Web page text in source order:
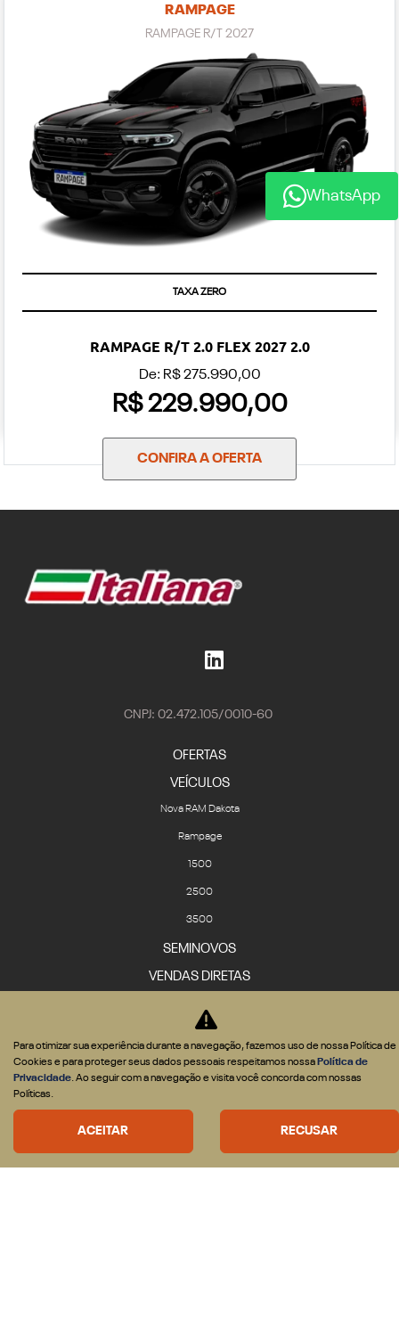
RAMPAGE
RAMPAGE R/T 2027
TAXA ZERO
RAMPAGE R/T 2.0 FLEX 2027 2.0
De: R$ 275.990,00
R$ 229.990,00
CONFIRA A OFERTA
CNPJ: 02.472.105/0010-60
OFERTAS
VEÍCULOS
Nova RAM Dakota
Rampage
1500
2500
3500
SEMINOVOS
VENDAS DIRETAS
Produtor Rural
Governo
Locadora
Seguro
WhatsApp
Para otimizar sua experiência durante a navegação, fazemos uso de nossa Política de
Cookies e para proteger seus dados pessoais respeitamos nossa Política de
Privacidade. Ao seguir com a navegação e visita você concorda com nossas
Políticas.
ACEITAR RECUSAR